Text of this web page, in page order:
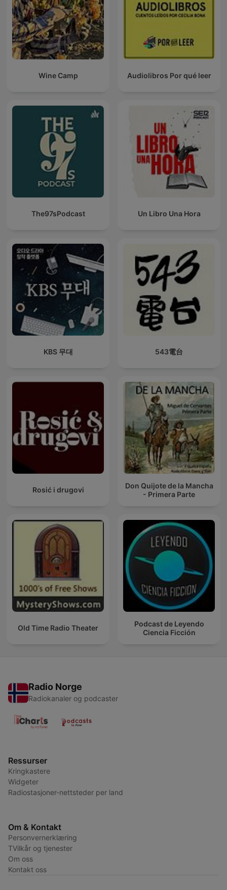
Wine Camp Audiolibros Por qué leer
The97sPodcast Un Libro Una Hora
KBS 무대 543電台
Rosić i drugovi
Don Quijote de la Mancha
- Primera Parte
Old Time Radio Theater
Podcast de Leyendo
Ciencia Ficción
Radio Norge
Radiokanaler og podcaster
Ressurser
Kringkastere
Widgeter
Radiostasjoner-nettsteder per land
Om & Kontakt
Personvernerklæring
TVilkår og tjenester
Om oss
Kontakt oss